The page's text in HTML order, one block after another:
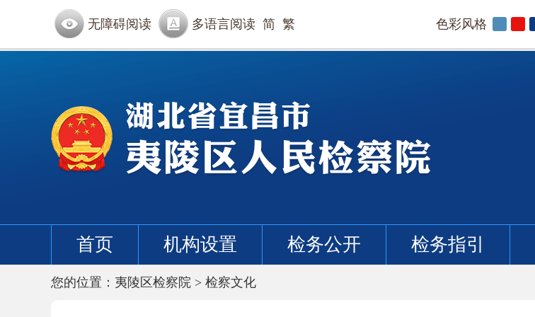
无障碍阅读 多语言阅读 简 繁 色彩风格
首页 机构设置 检务公开 检务指引
您的位置： 夷陵区检察院 > 检察文化